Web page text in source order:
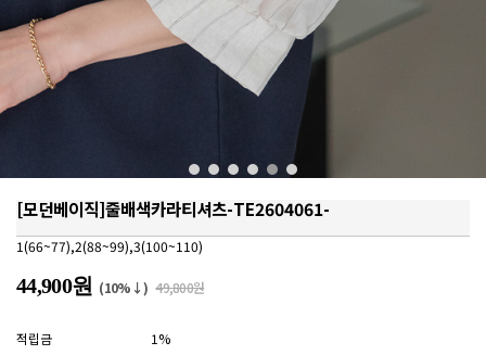
[모던베이직]줄배색카라티셔츠-TE2604061-
1(66~77),2(88~99),3(100~110)
44,900원 (10%↓) 49,800원
적립금 1%